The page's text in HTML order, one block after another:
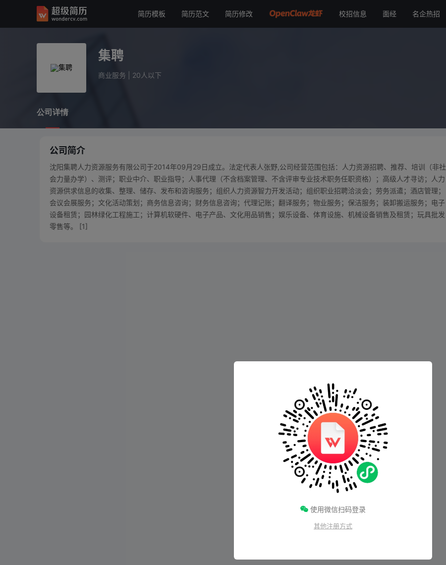
简历模板 简历范文 简历修改 校招信息 面经 名企热招
集聘
集聘
商业服务 20人以下
公司详情
公司简介
沈阳集聘人力资源服务有限公司于2014年09月29日成立。法定代表人张野,公司经营范围包括：人力资源招聘、推荐、培训（非社
会力量办学）、测评；职业中介、职业指导；人事代理（不含档案管理、不含评审专业技术职务任职资格）；高级人才寻访；人力
资源供求信息的收集、整理、储存、发布和咨询服务；组织人力资源智力开发活动；组织职业招聘洽淡会；劳务派遣；酒店管理；
会议会展服务；文化活动策划；商务信息咨询；财务信息咨询；代理记账；翻译服务；物业服务；保洁服务；装卸搬运服务；电子
设备租赁；园林绿化工程施工；计算机软硬件、电子产品、文化用品销售；娱乐设备、体育设施、机械设备销售及租赁；玩具批发
零售等。 [1]
使用微信扫码登录
其他注册方式